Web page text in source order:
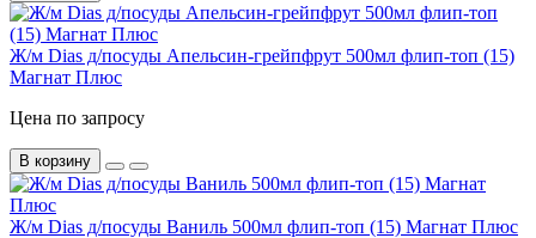
Ж/м Dias д/посуды Апельсин-грейпфрут 500мл флип-топ (15)
Магнат Плюс
Цена по запросу
В корзину
Ж/м Dias д/посуды Ваниль 500мл флип-топ (15) Магнат Плюс